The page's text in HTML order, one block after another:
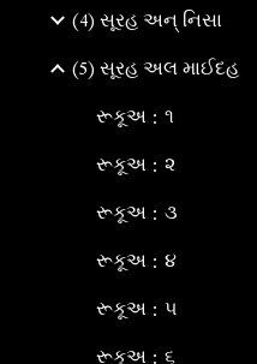
(4) સૂરહ અન્ નિસા
(5) સૂરહ અલ માઈદહ
રૂકૂઅ : ૧
રૂકૂઅ : ૨
રૂકૂઅ : ૩
રૂકૂઅ : ૪
રૂકૂઅ : ૫